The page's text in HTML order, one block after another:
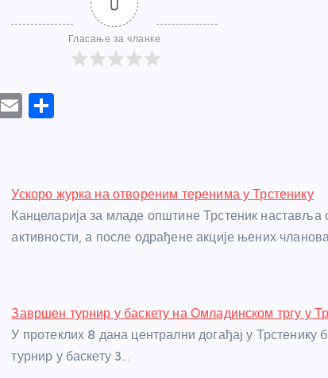
Гласање за чланке
Pi
st
E
Ускоро журка на отвореним теренима у Трстенику
Канцеларија за младе општине Трстеник
активности, а после одрађене акције њених
Завршен турнир у баскету на Омладинском тргу у
У протеклих 8 дана централни догађај у Трстенику
турнир у баскету 3…